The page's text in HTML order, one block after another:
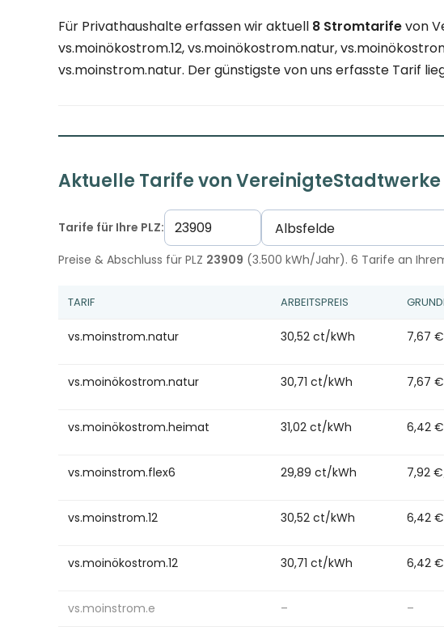
Für Privathaushalte erfassen wir aktuell 8 Stromtarifevon
vs.moinökostrom.12, vs.moinökostrom.natur,
vs.moinstrom.natur. Der günstigste von uns erfasste Tarif
Aktuelle Tarife von VereinigteStadtwerke
Tarife für Ihre PLZ:
Preise & Abschluss für PLZ 23909 (3.500 kWh/Jahr). 6 Tarife an
TARIF ARBEITSPREIS
vs.moinstrom.natur 30,52 ct/kWh 7,67
vs.moinökostrom.natur 30,71 ct/kWh 7,67
vs.moinökostrom.heimat 31,02 ct/kWh 6,42
vs.moinstrom.flex6 29,89 ct/kWh 7,92
vs.moinstrom.12 30,52 ct/kWh 6,42
vs.moinökostrom.12 30,71 ct/kWh 6,42
vs.moinstrom.e – –